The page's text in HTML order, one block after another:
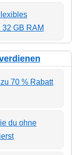
GB RAM
70 % Rabatt
du ohne